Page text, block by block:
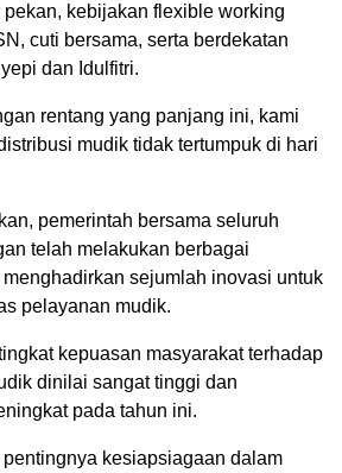
kebijakan flexible working
cuti bersama, serta berdekatan
dan Idulfitri.
rentang yang panjang ini, kami
mudik tidak tertumpuk di hari
pemerintah bersama seluruh
telah melakukan berbagai
sejumlah inovasi untuk
pelayanan mudik.
kepuasan masyarakat terhadap
dinilai sangat tinggi dan
pada tahun ini.
pentingnya kesiapsiagaan dalam